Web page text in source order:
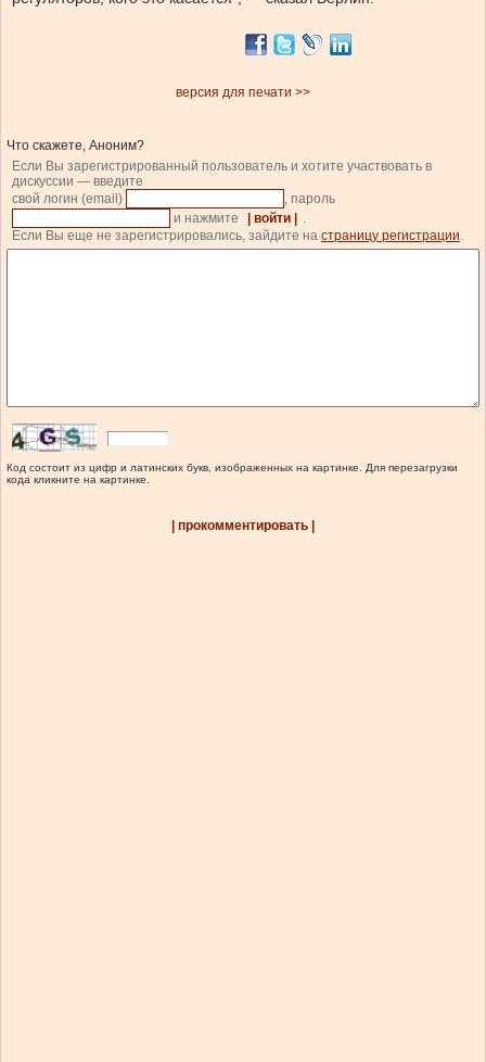
версия для печати >>
Что скажете, Аноним?
Если Вы зарегистрированный пользователь и хотите участвовать в
дискуссии — введите
свой логин (email)
, пароль
и нажмите
| войти |
.
Если Вы еще не зарегистрировались, зайдите на страницу регистрации.
Код состоит из цифр и латинских букв, изображенных на картинке. Для перезагрузки
кода кликните на картинке.
| прокомментировать |